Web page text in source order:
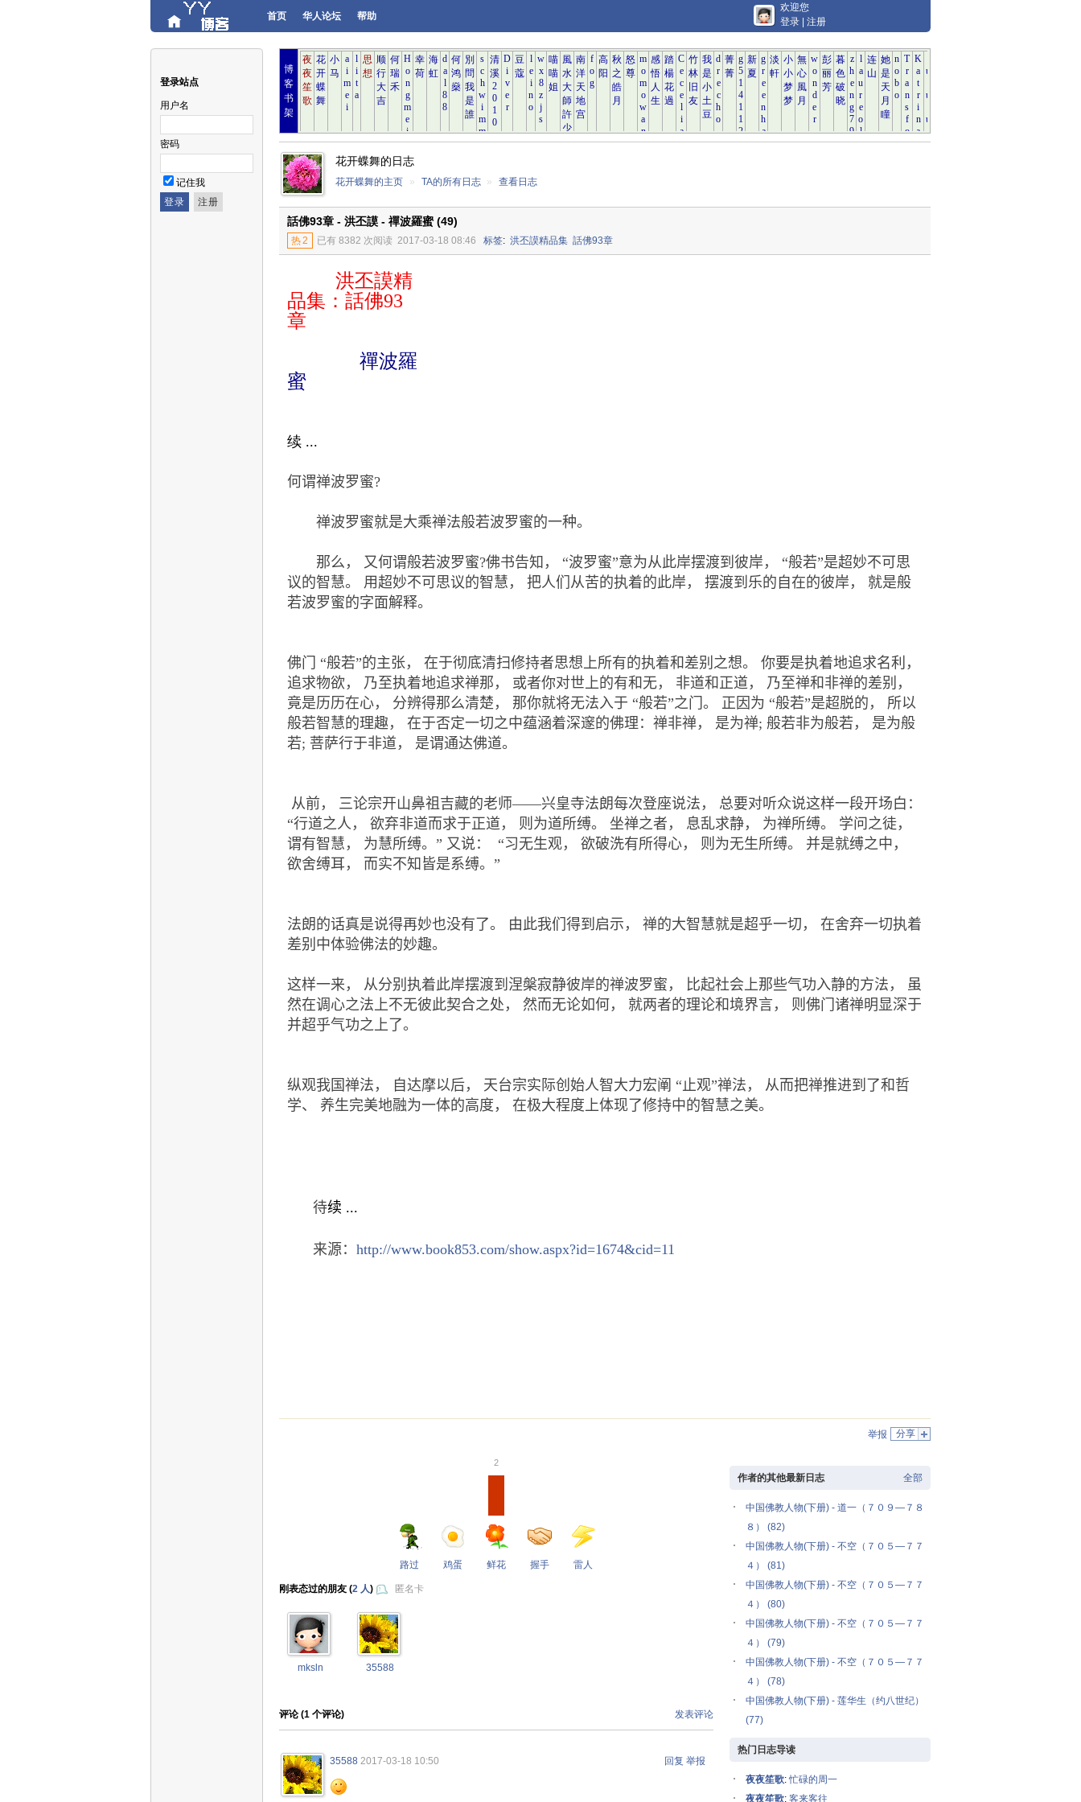
首页 华人论坛 帮助
欢迎您
登录
注册
登录站点
用户名
密码
记住我
博
客
书
架
花开蝶舞的日志
花开蝶舞的主页 » TA的所有日志 » 查看日志
話佛93章 - 洪丕謨 - 禪波羅蜜 (49)
热2 已有 8382 次阅读 2017-03-18 08:46 标签: 洪丕謨精品集 話佛93章
洪丕謨精
品集：話佛93
章
禪波羅
蜜
续 ...
何谓禅波罗蜜?
禅波罗蜜就是大乘禅法般若波罗蜜的一种。
那么， 又何谓般若波罗蜜?佛书告知， “波罗蜜”意为从此岸摆渡到彼岸， “般若”是超妙不可思
议的智慧。 用超妙不可思议的智慧， 把人们从苦的执着的此岸， 摆渡到乐的自在的彼岸， 就是般
若波罗蜜的字面解释。
佛门 “般若”的主张， 在于彻底清扫修持者思想上所有的执着和差别之想。 你要是执着地追求名利，
追求物欲， 乃至执着地追求禅那， 或者你对世上的有和无， 非道和正道， 乃至禅和非禅的差别，
竟是历历在心， 分辨得那么清楚， 那你就将无法入于 “般若”之门。 正因为 “般若”是超脱的， 所以
般若智慧的理趣， 在于否定一切之中蕴涵着深邃的佛理：禅非禅， 是为禅; 般若非为般若， 是为般
若; 菩萨行于非道， 是谓通达佛道。
从前， 三论宗开山鼻祖吉藏的老师——兴皇寺法朗每次登座说法， 总要对听众说这样一段开场白：
“行道之人， 欲弃非道而求于正道， 则为道所缚。 坐禅之者， 息乱求静， 为禅所缚。 学问之徒，
谓有智慧， 为慧所缚。” 又说： “习无生观， 欲破洗有所得心， 则为无生所缚。 并是就缚之中，
欲舍缚耳， 而实不知皆是系缚。”
法朗的话真是说得再妙也没有了。 由此我们得到启示， 禅的大智慧就是超乎一切， 在舍弃一切执着
差别中体验佛法的妙趣。
这样一来， 从分别执着此岸摆渡到涅槃寂静彼岸的禅波罗蜜， 比起社会上那些气功入静的方法， 虽
然在调心之法上不无彼此契合之处， 然而无论如何， 就两者的理论和境界言， 则佛门诸禅明显深于
并超乎气功之上了。
纵观我国禅法， 自达摩以后， 天台宗实际创始人智大力宏阐 “止观”禅法， 从而把禅推进到了和哲
学、 养生完美地融为一体的高度， 在极大程度上体现了修持中的智慧之美。
待续 ...
来源： http://www.book853.com/show.aspx?id=1674&cid=11
分享
举报
路过 鸡蛋
2
鲜花 握手 雷人
刚表态过的朋友 (2 人) 匿名卡
mksln 35588
发表评论
评论 (1 个评论)
回复 举报
35588 2017-03-18 10:50
全部
作者的其他最新日志
中国佛教人物(下册) - 道一（７０９—７８
８） (82)
中国佛教人物(下册) - 不空（７０５—７７
４） (81)
中国佛教人物(下册) - 不空（７０５—７７
４） (80)
中国佛教人物(下册) - 不空（７０５—７７
４） (79)
中国佛教人物(下册) - 不空（７０５—７７
４） (78)
中国佛教人物(下册) - 莲华生（约八世纪）
(77)
热门日志导读
夜夜笙歌:忙碌的周一
夜夜笙歌: 客来客往